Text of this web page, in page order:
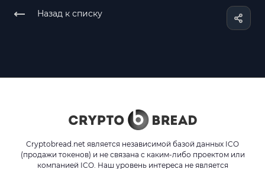
Назад к списку
Cryptobread.net является независимой базой данных ICO
(продажи токенов) и не связана с каким-либо проектом или
компанией ICO. Наш уровень интереса не является